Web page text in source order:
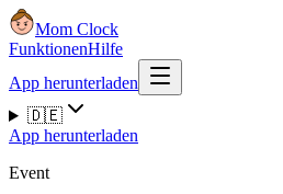
Mom Clock
FunktionenHilfe
App herunterladen
🇩🇪
App herunterladen
Event